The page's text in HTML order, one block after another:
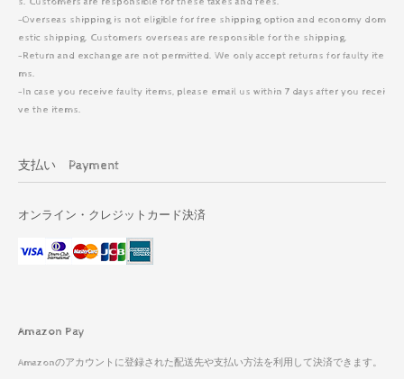
-Overseas shipping is not eligible for free shipping option and economy dom
estic shipping. Customers overseas are responsible for the shipping.
-Return and exchange are not permitted. We only accept returns for faulty ite
ms.
-In case you receive faulty items, please email us within 7 days after you recei
ve the items.
支払い Payment
オンライン・クレジットカード決済
Amazon Pay
Amazonのアカウントに登録された配送先や支払い方法を利用して決済できます。